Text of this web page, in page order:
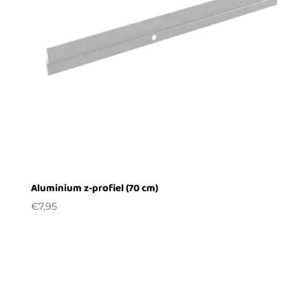
Aluminium z-profiel (70 cm)
€7,95